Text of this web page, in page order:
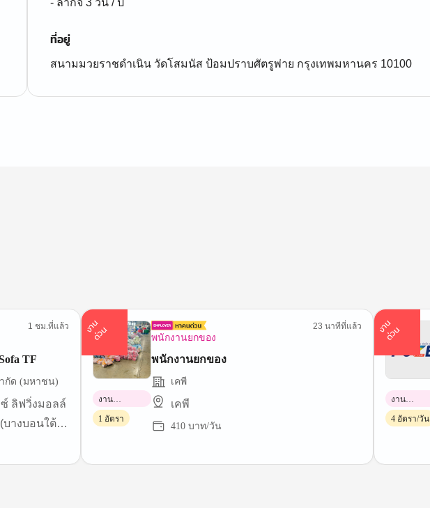
- ลากิจ 3 วัน / ปี
ที่อยู่
สนามมวยราชดำเนิน วัดโสมนัส ป้อมปราบศัตรูพ่าย กรุงเทพมหานคร 10100
1 ชม.ที่แล้ว
TF
กัด (มหาชน)
ลิฟวิ่งมอลล์
บางบอนใต้ -
ง
า
น
ด่
ว
น พนักงานยกของ
23 นาทีที่แล้ว
พนักงานยกของ
เคพี
เคพี
410 บาท/วัน
งาน
พาร์ทไทม์
1 อัตรา
ง
า
น
ด่
ว
น
งาน
พาร์ทไทม์
4 อัตรา/วัน